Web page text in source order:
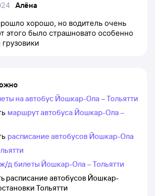
Алёна
хорошо, но водитель очень
этого было страшновато особенно
на автобус Йошкар-Ола – Тольятти
маршрут автобуса Йошкар-Ола –
расписание автобусов Йошкар-Ола
ж/д билеты Йошкар-Ола – Тольятти
расписание автобусов Йошкар-
Тольятти